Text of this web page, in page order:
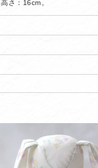
さ：16cm。